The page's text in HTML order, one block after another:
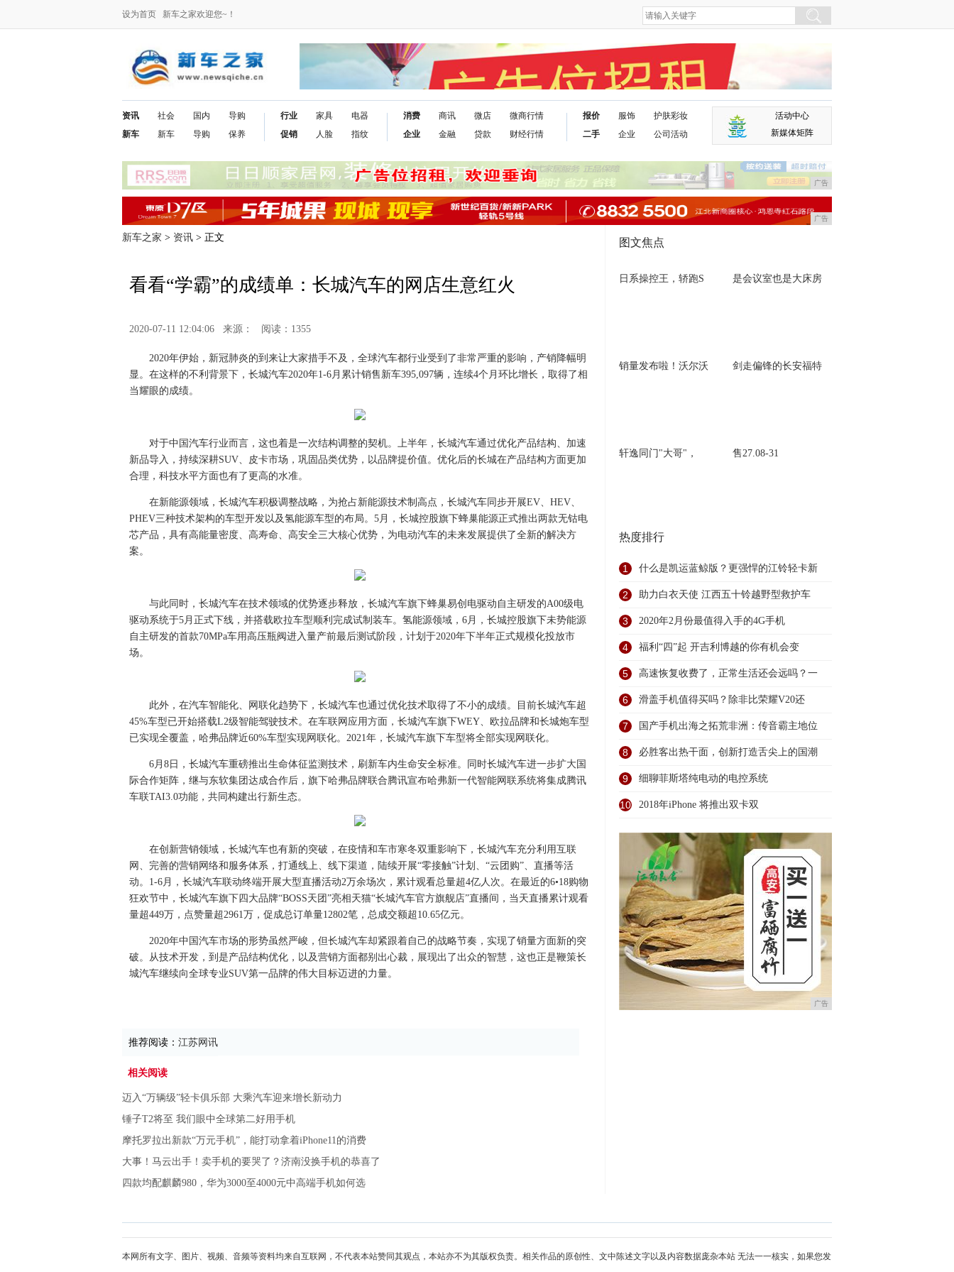
设为首页 新车之家欢迎您~！
资讯
新车
社会
新车
国内
导购
导购
保养
行业
促销
家具
人脸
电器
指纹
消费
企业
商讯
金融
微店
贷款
微商行情
财经行情
报价
二手
服饰
企业
护肤彩妆
公司活动
活动中心
新媒体矩阵
广告
广告
新车之家 > 资讯 > 正文
看看“学霸”的成绩单：长城汽车的网店生意红火
2020-07-11 12:04:06 来源： 阅读：1355
2020年伊始，新冠肺炎的到来让大家措手不及，全球汽车都行业受到了非常严重的影响，产销降幅明
显。在这样的不利背景下，长城汽车2020年1-6月累计销售新车395,097辆，连续4个月环比增长，取得了相
当耀眼的成绩。
对于中国汽车行业而言，这也着是一次结构调整的契机。上半年，长城汽车通过优化产品结构、加速
新品导入，持续深耕SUV、皮卡市场，巩固品类优势，以品牌提价值。优化后的长城在产品结构方面更加
合理，科技水平方面也有了更高的水准。
在新能源领域，长城汽车积极调整战略，为抢占新能源技术制高点，长城汽车同步开展EV、HEV、
PHEV三种技术架构的车型开发以及氢能源车型的布局。5月，长城控股旗下蜂巢能源正式推出两款无钴电
芯产品，具有高能量密度、高寿命、高安全三大核心优势，为电动汽车的未来发展提供了全新的解决方
案。
与此同时，长城汽车在技术领域的优势逐步释放，长城汽车旗下蜂巢易创电驱动自主研发的A00级电
驱动系统于5月正式下线，并搭载欧拉车型顺利完成试制装车。氢能源领域，6月，长城控股旗下未势能源
自主研发的首款70MPa车用高压瓶阀进入量产前最后测试阶段，计划于2020年下半年正式规模化投放市
场。
此外，在汽车智能化、网联化趋势下，长城汽车也通过优化技术取得了不小的成绩。目前长城汽车超
45%车型已开始搭载L2级智能驾驶技术。在车联网应用方面，长城汽车旗下WEY、欧拉品牌和长城炮车型
已实现全覆盖，哈弗品牌近60%车型实现网联化。2021年，长城汽车旗下车型将全部实现网联化。
6月8日，长城汽车重磅推出生命体征监测技术，刷新车内生命安全标准。同时长城汽车进一步扩大国
际合作矩阵，继与东软集团达成合作后，旗下哈弗品牌联合腾讯宣布哈弗新一代智能网联系统将集成腾讯
车联TAI3.0功能，共同构建出行新生态。
在创新营销领域，长城汽车也有新的突破，在疫情和车市寒冬双重影响下，长城汽车充分利用互联
网、完善的营销网络和服务体系，打通线上、线下渠道，陆续开展“零接触”计划、“云团购”、直播等活
动。1-6月，长城汽车联动终端开展大型直播活动2万余场次，累计观看总量超4亿人次。在最近的6•18购物
狂欢节中，长城汽车旗下四大品牌“BOSS天团”亮相天猫“长城汽车官方旗舰店”直播间，当天直播累计观看
量超449万，点赞量超2961万，促成总订单量12802笔，总成交额超10.65亿元。
2020年中国汽车市场的形势虽然严峻，但长城汽车却紧跟着自己的战略节奏，实现了销量方面新的突
破。从技术开发，到是产品结构优化，以及营销方面都别出心裁，展现出了出众的智慧，这也正是鞭策长
城汽车继续向全球专业SUV第一品牌的伟大目标迈进的力量。
推荐阅读： 江苏网讯
相关阅读
迈入“万辆级”轻卡俱乐部 大乘汽车迎来增长新动力
锤子T2将至 我们眼中全球第二好用手机
摩托罗拉出新款“万元手机”，能打动拿着iPhone11的消费
大事！马云出手！卖手机的要哭了？济南没换手机的恭喜了
四款均配麒麟980，华为3000至4000元中高端手机如何选
图文焦点
日系操控王，轿跑S 是会议室也是大床房
销量发布啦！沃尔沃 剑走偏锋的长安福特
轩逸同门"大哥"， 售27.08-31
热度排行
1 什么是凯运蓝鲸版？更强悍的江铃轻卡新
2 助力白衣天使 江西五十铃越野型救护车
3 2020年2月份最值得入手的4G手机
4 福利“四”起 开吉利博越的你有机会变
5 高速恢复收费了，正常生活还会远吗？一
6 滑盖手机值得买吗？除非比荣耀V20还
7 国产手机出海之拓荒非洲：传音霸主地位
8 必胜客出热干面，创新打造舌尖上的国潮
9 细聊菲斯塔纯电动的电控系统
10 2018年iPhone 将推出双卡双
广告
本网所有文字、图片、视频、音频等资料均来自互联网，不代表本站赞同其观点，本站亦不为其版权负责。相关作品的原创性、文中陈述文字以及内容数据庞杂本站 无法一一核实，如果您发